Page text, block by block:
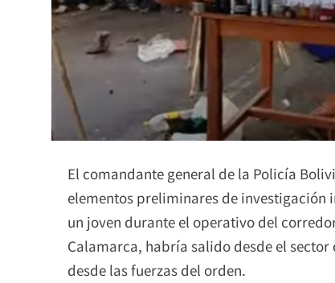
El comandante general de la Policía
elementos preliminares de
un joven durante el operativo del
Calamarca, habría salido desde el
desde las fuerzas del orden.